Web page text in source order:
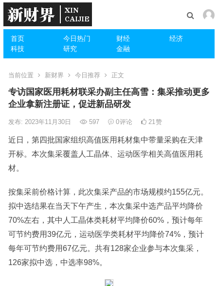
首页 今日热门 财经
经济
科技
研究 金融
当前位置 新财界 今日推荐 正文
专访国家医用耗材联采办副主任高雪：集采推动更多
企业拿新注册证，促进新品研发
发布: 2023年11月30日 597 0评论 21赞
近日，第四批国家组织高值医用耗材集中带量采购在天津
开标。本次集采覆盖人工晶体、运动医学相关高值医用耗
材。
按集采前价格计算，此次集采产品的市场规模约155亿元。
拟中选结果在当天下午产生，本次集采中选产品平均降价
70%左右，其中人工晶体类耗材平均降价60%，预计每年
可节约费用39亿元，运动医学类耗材平均降价74%，预计
每年可节约费用67亿元。共有128家企业参与本次集采，
126家拟中选，中选率98%。